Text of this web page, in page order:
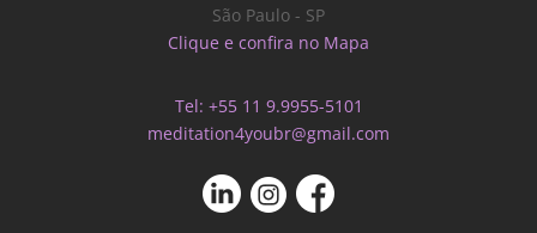
São Paulo - SP
Clique e confira no Mapa
Tel: +55 11 9.9955-5101
meditation4youbr@gmail.com